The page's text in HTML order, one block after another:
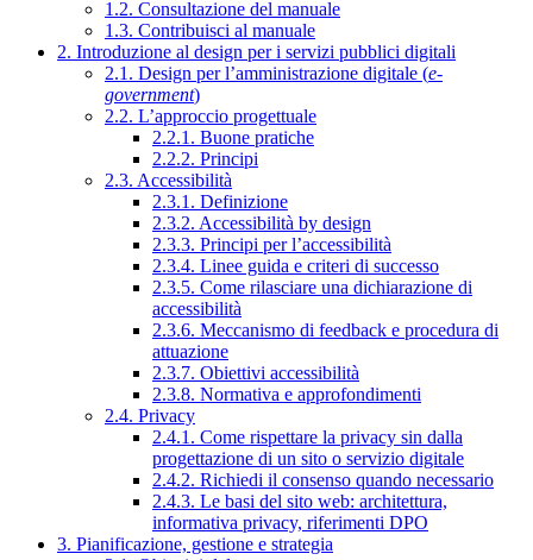
1.2. Consultazione del manuale
1.3. Contribuisci al manuale
2. Introduzione al design per i servizi pubblici digitali
2.1. Design per l’amministrazione digitale (e-
government)
2.2. L’approccio progettuale
2.2.1. Buone pratiche
2.2.2. Principi
2.3. Accessibilità
2.3.1. Definizione
2.3.2. Accessibilità by design
2.3.3. Principi per l’accessibilità
2.3.4. Linee guida e criteri di successo
2.3.5. Come rilasciare una dichiarazione di
accessibilità
2.3.6. Meccanismo di feedback e procedura di
attuazione
2.3.7. Obiettivi accessibilità
2.3.8. Normativa e approfondimenti
2.4. Privacy
2.4.1. Come rispettare la privacy sin dalla
progettazione di un sito o servizio digitale
2.4.2. Richiedi il consenso quando necessario
2.4.3. Le basi del sito web: architettura,
informativa privacy, riferimenti DPO
3. Pianificazione, gestione e strategia